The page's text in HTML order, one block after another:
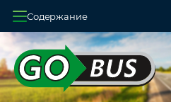
Содержание
Главная
О системе